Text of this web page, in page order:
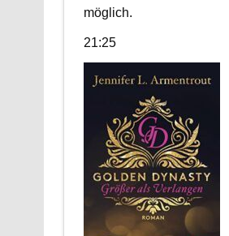
möglich.
21:25